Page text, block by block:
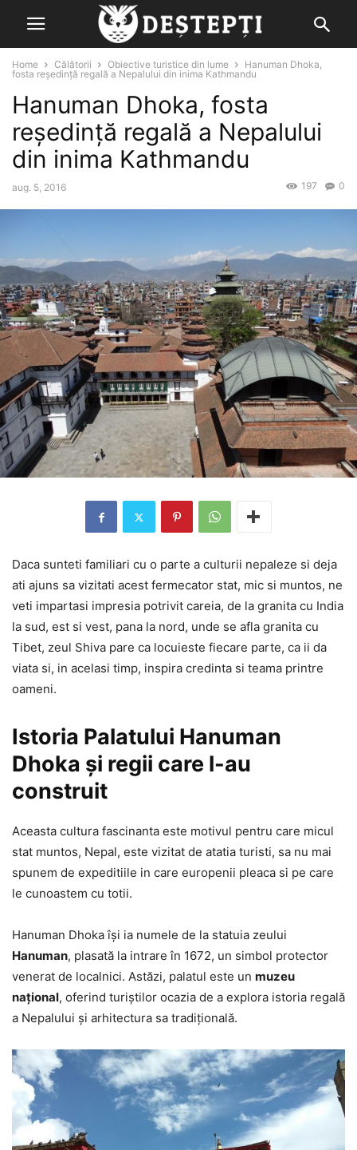
Home Călătorii Obiective turistice din lume
Hanuman Dhoka,
fosta reședință regală a Nepalului din inima Kathmandu
Hanuman Dhoka, fosta
reședință regală a Nepalului
din inima Kathmandu
aug. 5, 2016 0
197
Daca sunteti familiari cu o parte a culturii nepaleze si deja
ati ajuns sa vizitati acest fermecator stat, mic si muntos, ne
veti impartasi impresia potrivit careia, de la granita cu India
la sud, est si vest, pana la nord, unde se afla granita cu
Tibet, zeul Shiva pare ca locuieste fiecare parte, ca ii da
viata si, in acelasi timp, inspira credinta si teama printre
oameni.
Istoria Palatului Hanuman
Dhoka și regii care l-au
construit
Aceasta cultura fascinanta este motivul pentru care micul
stat muntos, Nepal, este vizitat de atatia turisti, sa nu mai
spunem de expeditiile in care europenii pleaca si pe care
le cunoastem cu totii.
Hanuman Dhoka își ia numele de la statuia zeului
Hanuman, plasată la intrare în 1672, un simbol protector
venerat de localnici. Astăzi, palatul este un muzeu
național, oferind turiștilor ocazia de a explora istoria regală
a Nepalului și arhitectura sa tradițională.